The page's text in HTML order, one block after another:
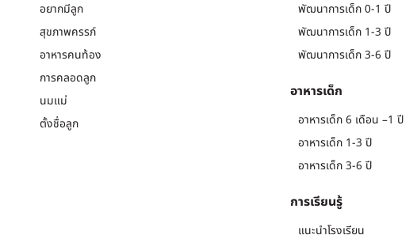
อยากมีลูก
สุขภาพครรภ์
อาหารคนท้อง
การคลอดลูก
นมแม่
ตั้งชื่อลูก
พัฒนาการเด็ก 0-1 ปี
พัฒนาการเด็ก 1-3 ปี
พัฒนาการเด็ก 3-6 ปี
อาหารเด็ก
อาหารเด็ก 6 เดือน –1 ปี
อาหารเด็ก 1-3 ปี
อาหารเด็ก 3-6 ปี
การเรียนรู้
แนะนำโรงเรียน